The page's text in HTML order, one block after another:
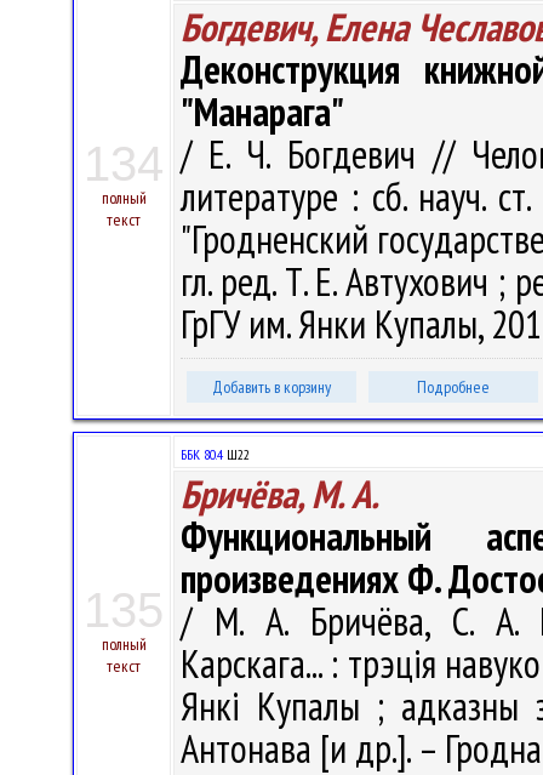
134
полный
текст
Богдевич, Елена
Деконструкция
"Манарага"
/ Е. Ч. Богдевич //
литературе : сб. науч.
"Гродненский
гл. ред. Т. Е. Автухович ;
ГрГУ им. Янки Купалы,
Добавить в корзину Подробнее
135
полный
текст
ББК 80.4 Ш22
Бричёва, М. А.
Функциональный
произведениях Ф.
/ М. А. Бричёва, С. А.
Карскага... : трэція
Янкі Купалы ;
Антонава [и др.]. –